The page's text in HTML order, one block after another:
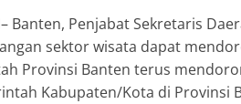
– Banten, Penjabat Sekretaris
sektor wisata dapat
Provinsi Banten terus
Kabupaten/Kota di Provinsi